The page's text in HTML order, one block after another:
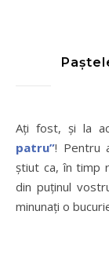
Aţi fost, şi la
patru”! Pentru
ştiut ca, în timp
din puţinul
minunaţi o